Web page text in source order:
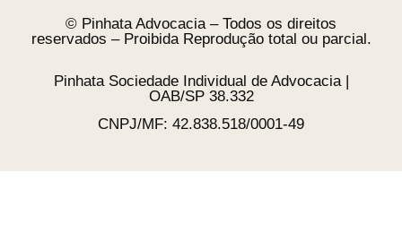
© Pinhata Advocacia – Todos os direitos
reservados – Proibida Reprodução total ou parcial.
Pinhata Sociedade Individual de Advocacia |
OAB/SP 38.332
CNPJ/MF: 42.838.518/0001-49